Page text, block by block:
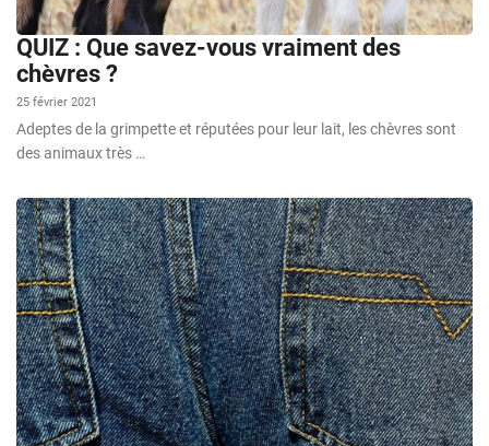
QUIZ : Que savez-vous vraiment des
chèvres ?
25 février 2021
Adeptes de la grimpette et réputées pour leur lait, les chèvres sont
des animaux très …